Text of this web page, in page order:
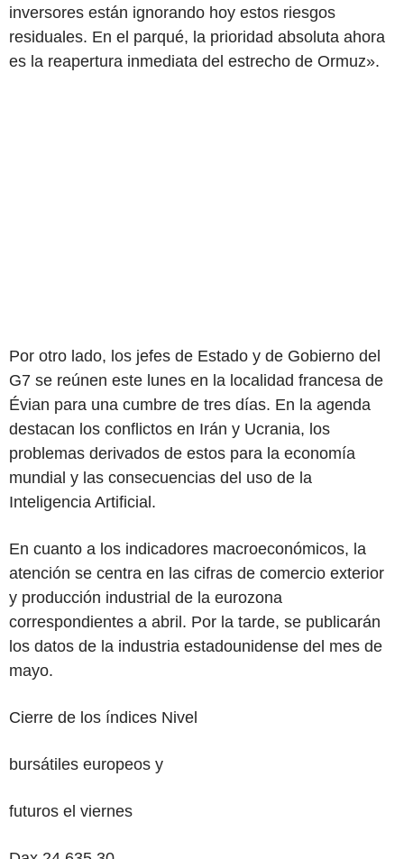
inversores están ignorando hoy estos riesgos
residuales. En el parqué, la prioridad absoluta ahora
es la reapertura inmediata del estrecho de Ormuz».
Por otro lado, los jefes de Estado y de Gobierno del
G7 se reúnen este lunes en la localidad francesa de
Évian para una cumbre de tres días. En la agenda
destacan los conflictos en Irán y Ucrania, los
problemas derivados de estos para la economía
mundial y las consecuencias del uso de la
Inteligencia Artificial.
En cuanto a los indicadores macroeconómicos, la
atención se centra en las cifras de comercio exterior
y producción industrial de la eurozona
correspondientes a abril. Por la tarde, se publicarán
los datos de la industria estadounidense del mes de
mayo.
Cierre de los índices Nivel
bursátiles europeos y
futuros el viernes